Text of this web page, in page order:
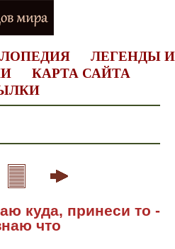
ЛЕГЕНДЫ И
КАРТА САЙТА
куда, принеси то -
что